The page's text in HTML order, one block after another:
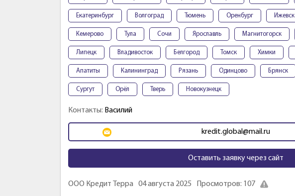
Екатеринбург Волгоград Тюмень Оренбург Ижевск
Кемерово Тула Сочи Ярославль Магнитогорск
Липецк Владивосток Белгород Томск Химки
Апатиты Калининград Рязань Одинцово Брянск
Сургут Орёл Тверь Новокузнецк
Контакты: Василий
kredit.global@mail.ru
Оставить заявку через сайт
ООО Кредит Терра 04 августа 2025 Просмотров: 107